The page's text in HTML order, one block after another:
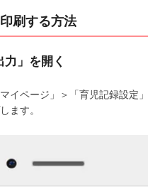
刷する方法
力」を開く
イページ」＞「育児記録設定
ます。